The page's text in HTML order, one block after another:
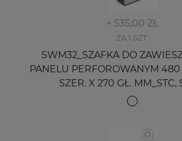
+ 535,00 ZŁ
ZA 1 SZT.
SWM32_SZAFKA DO
PANELU PERFOROWANYM 480
SZER. X 270 GŁ. MM_STC,